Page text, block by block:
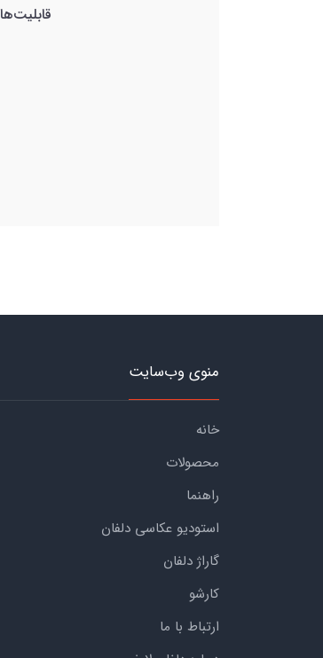
قابلیت‌ها
منوی وب‌سایت
خانه
محصولات
راهنما
استودیو عکاسی دلفان
گاراژ دلفان
کارشو
ارتباط با ما